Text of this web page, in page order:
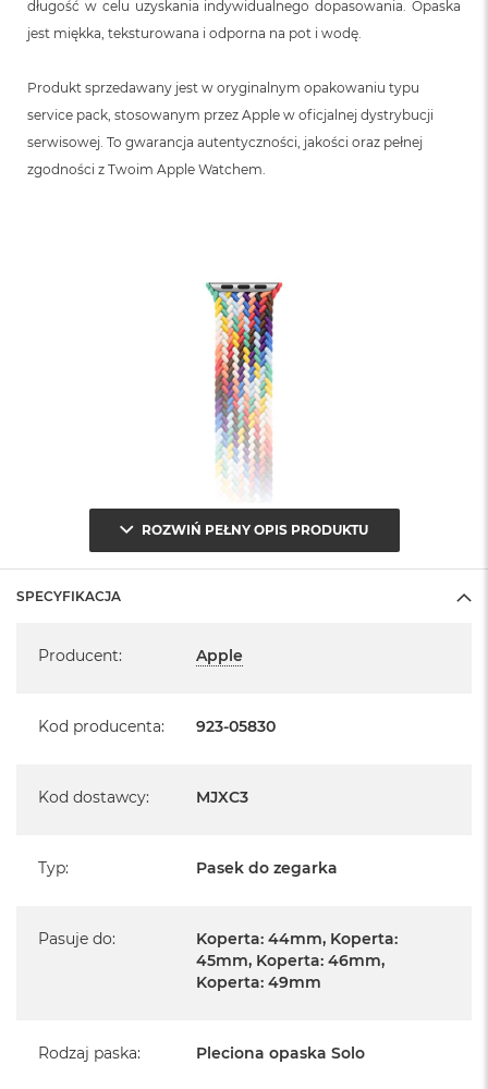
długość w celu uzyskania indywidualnego dopasowania. Opaska
jest miękka, teksturowana i odporna na pot i wodę.
Produkt sprzedawany jest w oryginalnym opakowaniu typu
service pack, stosowanym przez Apple w oficjalnej dystrybucji
serwisowej. To gwarancja autentyczności, jakości oraz pełnej
zgodności z Twoim Apple Watchem.
ROZWIŃ PEŁNY OPIS PRODUKTU
SPECYFIKACJA
Producent: Apple
Kod producenta: 923-05830
Kod dostawcy: MJXC3
Typ: Pasek do zegarka
Pasuje do:
Koperta: 44mm, Koperta:
45mm, Koperta: 46mm,
Koperta: 49mm
Rodzaj paska: Pleciona opaska Solo